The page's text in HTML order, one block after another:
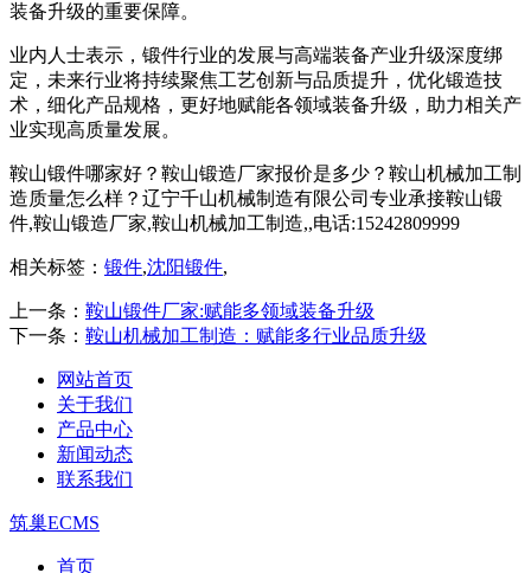
装备升级的重要保障。
业内人士表示，锻件行业的发展与高端装备产业升级深度绑
定，未来行业将持续聚焦工艺创新与品质提升，优化锻造技
术，细化产品规格，更好地赋能各领域装备升级，助力相关产
业实现高质量发展。
鞍山锻件哪家好？鞍山锻造厂家报价是多少？鞍山机械加工制
造质量怎么样？辽宁千山机械制造有限公司专业承接鞍山锻
件,鞍山锻造厂家,鞍山机械加工制造,,电话:15242809999
相关标签： 锻件,沈阳锻件,
上一条： 鞍山锻件厂家:赋能多领域装备升级
下一条： 鞍山机械加工制造：赋能多行业品质升级
网站首页
关于我们
产品中心
新闻动态
联系我们
筑巢ECMS
首页